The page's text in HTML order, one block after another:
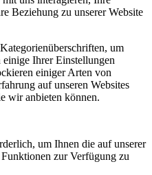
Beziehung zu unserer Website
um
Ihrer Einstellungen
einiger Arten von
auf unseren Websites
wir anbieten können.
um Ihnen die auf unserer
zur Verfügung zu